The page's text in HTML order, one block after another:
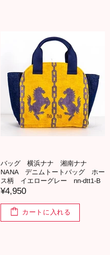
バッグ 横浜ナナ 湘南ナナ
NANA デニムトートバッグ ホー
ス柄 イエローグレー nn-dtt1-B
¥4,950
カートに入れる